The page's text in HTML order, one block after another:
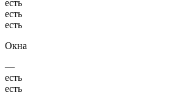
есть
есть
есть
Окна
—
есть
есть